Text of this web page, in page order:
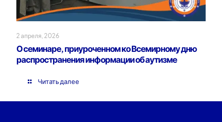
2 апреля, 2026
О семинаре, приуроченном ко Всемирному дню
распространения информации об аутизме
Читать далее